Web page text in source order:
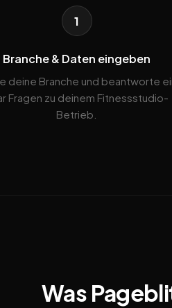
1
Branche & Daten eingeben
deine Branche und beantworte
Fragen zu deinem Fitnessstudio-
Betrieb.
Was